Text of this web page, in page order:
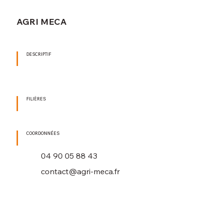
COORDONNÉES
04 90 05 88 43
contact@agri-meca.fr
DESCRIPTIF
FILIÈRES
AGRI MECA